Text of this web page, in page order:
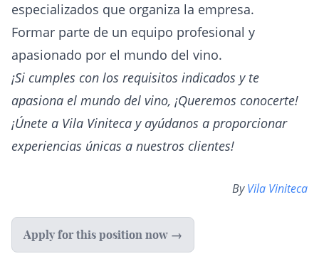
especializados que organiza la empresa.
Formar parte de un equipo profesional y
apasionado por el mundo del vino.
¡Si cumples con los requisitos indicados y te
apasiona el mundo del vino, ¡Queremos conocerte!
¡Únete a Vila Viniteca y ayúdanos a proporcionar
experiencias únicas a nuestros clientes!
ByVila Viniteca
Apply for this position now →